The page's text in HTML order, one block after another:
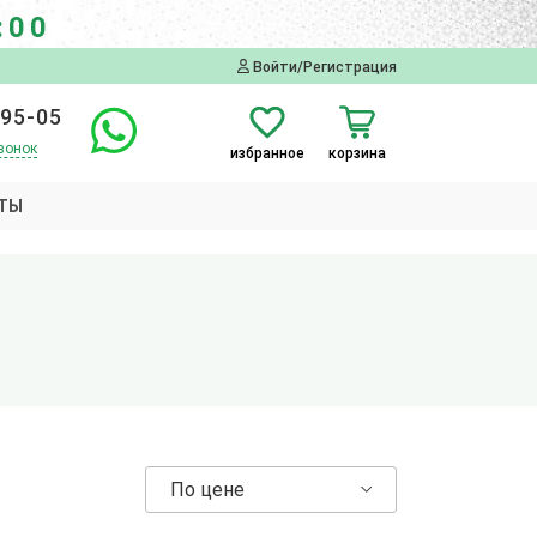
Войти/Регистрация
05
избранное корзина
По цене